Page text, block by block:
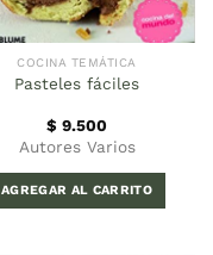
COCINA TEMÁTICA
Pasteles fáciles
$ 9.500
Autores Varios
AGREGAR AL CARRITO